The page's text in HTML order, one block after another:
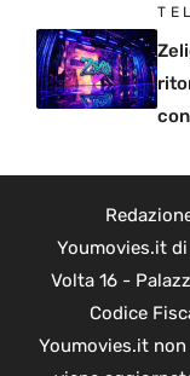
Youmovies.it di
Volta 16 -
Codice
Youmovies.it